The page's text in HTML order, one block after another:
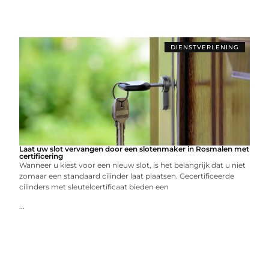
DIENSTVERLENING
Laat uw slot vervangen door een slotenmaker in Rosmalen met
certificering
Wanneer u kiest voor een nieuw slot, is het belangrijk dat u niet
zomaar een standaard cilinder laat plaatsen. Gecertificeerde
cilinders met sleutelcertificaat bieden een
...